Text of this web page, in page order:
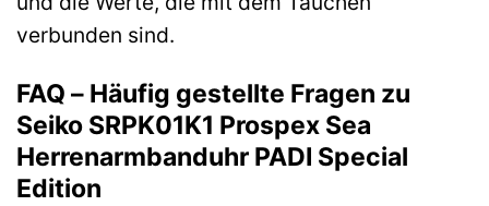
verbunden sind.
FAQ – Häufig gestellte Fragen zu
Seiko SRPK01K1 Prospex Sea
Herrenarmbanduhr PADI Special
Edition